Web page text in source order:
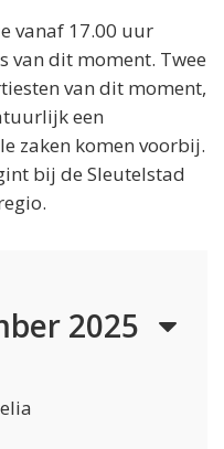
vanaf 17.00 uur
van dit moment. Twee
van dit moment,
een
zaken komen voorbij.
bij de Sleutelstad
2025